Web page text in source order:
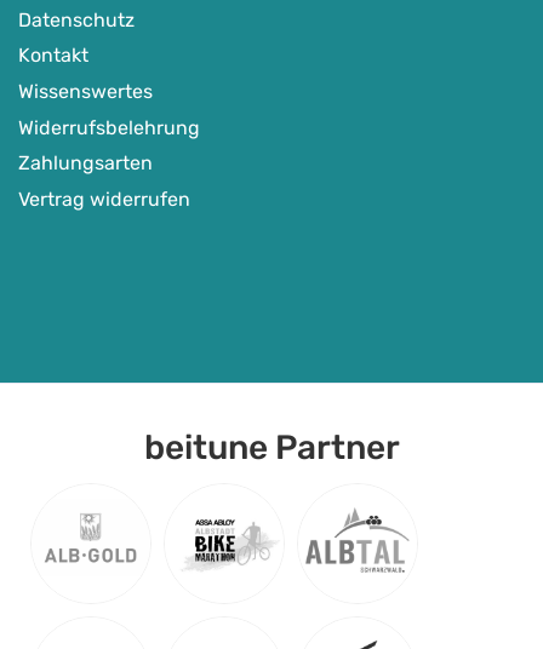
Datenschutz
Kontakt
Wissenswertes
Widerrufsbelehrung
Zahlungsarten
Vertrag widerrufen
beitune Partner